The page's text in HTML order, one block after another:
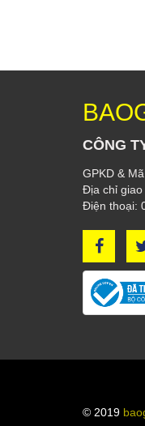
CÔNG
GPKD &
Địa chỉ giao
Điện thoại:
© 2019